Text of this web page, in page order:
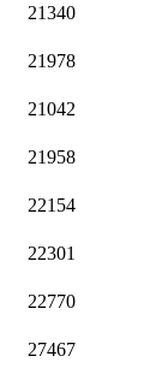
21340
21978
21042
21958
22154
22301
22770
27467